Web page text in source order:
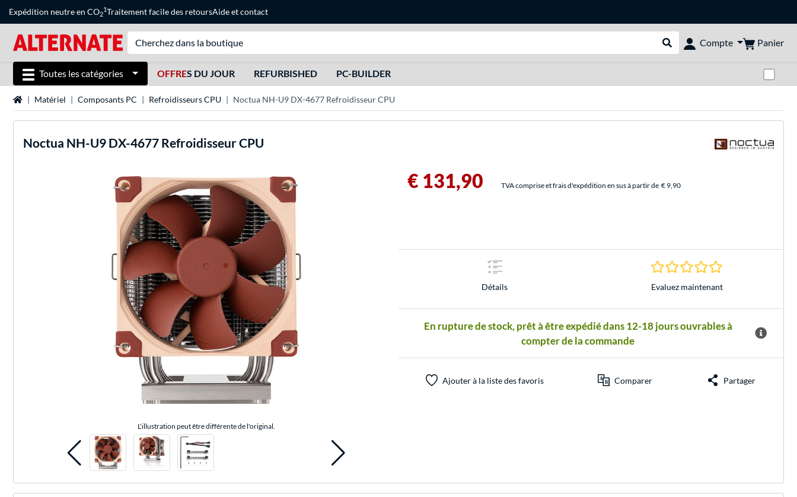
Expédition neutre en CO2
1Traitement facile des retoursAideetcontact
Rechercher dans le shop
Compte Panier
Toutes les catégories OFFRES DU JOUR REFURBISHED PC-BUILDER
Page d'accueil
Matériel Composants PC Refroidisseurs CPU Noctua NH-U9 DX-4677 Refroidisseur CPU
Noctua NH-U9 DX-4677 Refroidisseur CPU
L'illustration peut être différente de l'original.
€ 131,90 TVA comprise et frais d'expédition en sus à partir de € 9,90
Détails
0.0 Étoiles à 0
Evaluez maintenant
En rupture de stock, prêt à être expédié dans 12-18 jours ouvrables à
compter de la commande
Ajouter à la liste des favoris Comparer Partager